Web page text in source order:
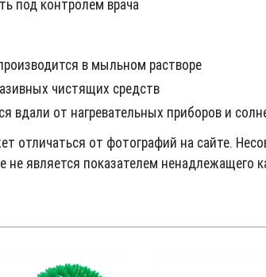
под контролем врача
в мыльном растворе
чистящих средств
вдали от нагревательных приборов и
отличаться от фотографий на сайте.
является показателем ненадлежащего